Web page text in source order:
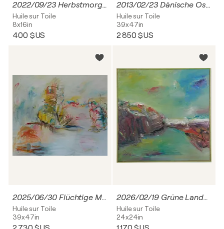
2022/09/23 Herbstmorgen
Huile sur Toile
8x16in
400 $US
2013/02/23 Dänische Ostseeküste
Huile sur Toile
39x47in
2 850 $US
2025/06/30 Flüchtige Momente
Huile sur Toile
39x47in
2026/02/19 Grüne Landschaft
Huile sur Toile
24x24in